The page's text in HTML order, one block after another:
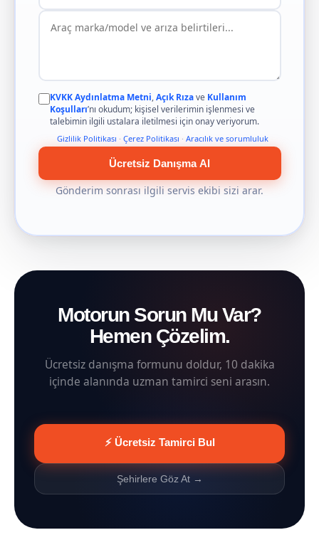
KVKK Aydınlatma Metni,Açık Rızave Kullanım
Koşulları’nı okudum; kişisel verilerimin işlenmesi ve
talebimin ilgili ustalara iletilmesi için onay veriyorum.
Gizlilik Politikası · Çerez Politikası · Aracılık ve sorumluluk
Ücretsiz Danışma Al
Gönderim sonrası ilgili servis ekibi sizi arar.
Motorun Sorun Mu Var?
Hemen Çözelim.
Ücretsiz danışma formunu doldur, 10 dakika
içinde alanında uzman tamirci seni arasın.
⚡ Ücretsiz Tamirci Bul
Şehirlere Göz At →